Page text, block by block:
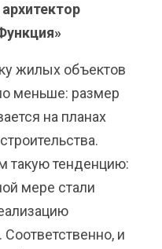
жилых объектов
меньше: размер
на планах
тенденцию:
мере стали
и